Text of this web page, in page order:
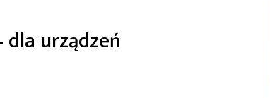
urządzeń